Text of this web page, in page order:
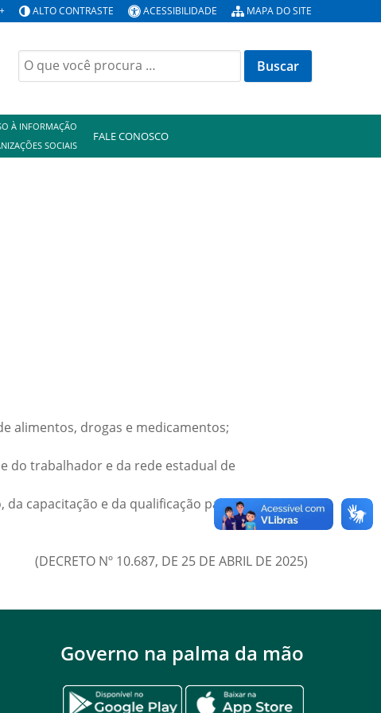
ALTO CONTRASTE ACESSIBILIDADE MAPA DO SITE
Buscar
por:
À INFORMAÇÃO
SOCIAIS
FALE CONOSCO
alimentos, drogas e medicamentos;
do trabalhador e da rede estadual de
capacitação e da qualificação para o serviço
(DECRETO Nº 10.687, DE 25 DE ABRIL DE 2025)
Governo na palma da mão